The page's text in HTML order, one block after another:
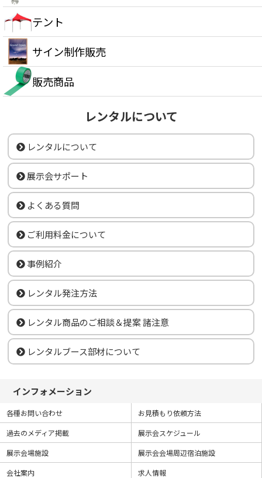
テント
サイン制作販売
販売商品
レンタルについて
レンタルについて
展示会サポート
よくある質問
ご利用料金について
事例紹介
レンタル発注方法
レンタル商品のご相談＆提案 諸注意
レンタルブース部材について
インフォメーション
各種お問い合わせ
お見積もり依頼方法
過去のメディア掲載
展示会スケジュール
展示会場施設
展示会会場周辺宿泊施設
会社案内
求人情報